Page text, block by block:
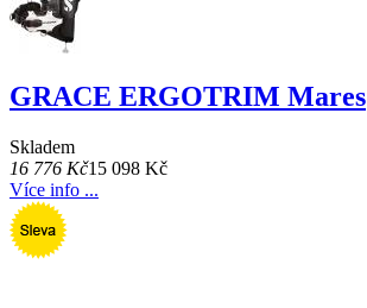
GRACE ERGOTRIM Mares
Skladem
16 776 Kč15 098 Kč
Více info ...